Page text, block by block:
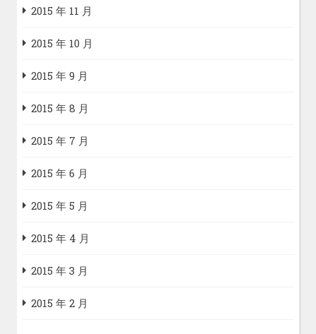
2015 年 11 月
2015 年 10 月
2015 年 9 月
2015 年 8 月
2015 年 7 月
2015 年 6 月
2015 年 5 月
2015 年 4 月
2015 年 3 月
2015 年 2 月